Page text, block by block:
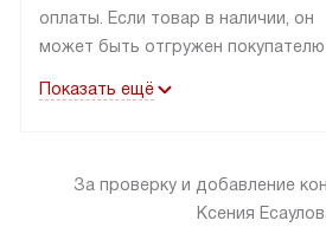
оплаты. Если товар в наличии, он
может быть отгружен покупателю
специальным лейблом
оплачивается дополнительно.
Возможна доставка товаров по
Показать ещё
За проверку и добавление
Ксения